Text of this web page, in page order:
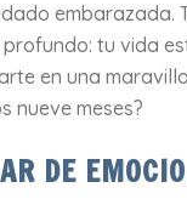
embarazada.
profundo: tu vida
en una
nueve meses?
DE